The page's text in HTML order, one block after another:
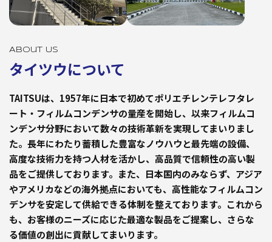
About Us
タイツウについて
TAITSUは、1957年に日本で初めてポリエチレンテレフタレ
ート・フィルムコンデンサの量産を開始し、以来フィルムコ
ンデンサ分野において数々の技術革新を実現してまいりまし
た。長年にわたり蓄積した豊富なノウハウと最先端の設備、
高度な技術力を持つ人材を活かし、高品質で信頼性の高い製
品をご提供しております。また、日本国内のみならず、アジア
やアメリカなどの海外拠点においても、高性能なフィルムコン
デンサを安定して供給できる体制を整えております。これから
も、お客様のニーズに応じた最適な製品をご提案し、さらな
る価値の創出に貢献してまいります。